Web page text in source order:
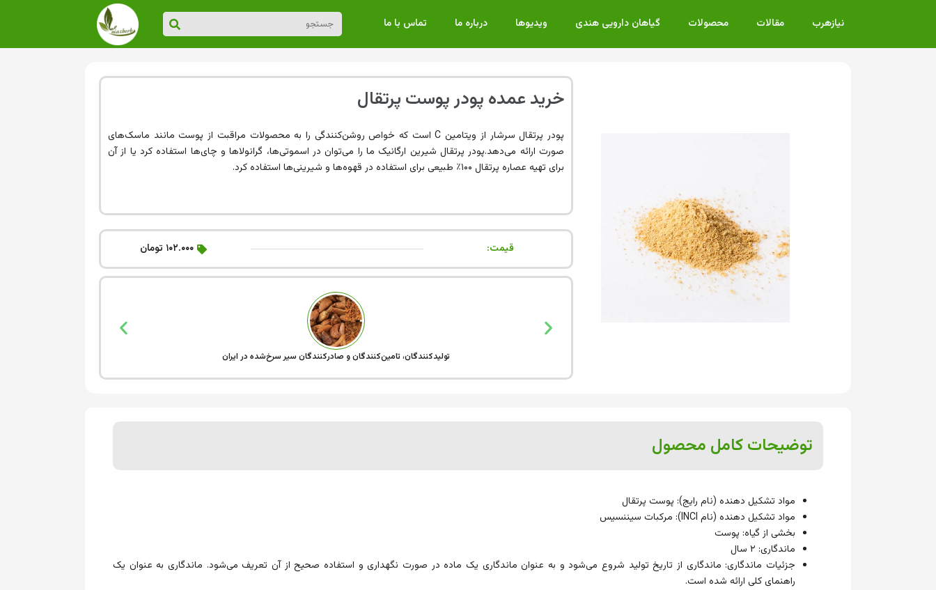
نیازهرب مقالات محصولات گیاهان دارویی هندی ویدیوها درباره ما تماس با ما
خرید عمده پودر پوست پرتقال
پودر پرتقال سرشار از ویتامین C است که خواص روشن‌کنندگی را به محصولات مراقبت از پوست مانند ماسک‌های
صورت ارائه می‌دهد.پودر پرتقال شیرین ارگانیک ما را می‌توان در اسموتی‌ها، گرانولاها و چای‌ها استفاده کرد یا از آن
برای تهیه عصاره پرتقال ۱۰۰٪ طبیعی برای استفاده در قهوه‌ها و شیرینی‌ها استفاده کرد.
قیمت: ۱۰۲.۰۰۰ تومان
تولیدکنندگان، تامین‌کنندگان و صادرکنندگان سیر سرخ‌شده در ایران
توضیحات کامل محصول
مواد تشکیل دهنده (نام رایج): پوست پرتقال
مواد تشکیل دهنده (نام INCI): مرکبات سیننسیس
بخشی از گیاه: پوست
ماندگاری: ۲ سال
جزئیات ماندگاری: ماندگاری از تاریخ تولید شروع می‌شود و به عنوان ماندگاری یک ماده در صورت نگهداری و استفاده صحیح از آن تعریف می‌شود. ماندگاری به عنوان یک
راهنمای کلی ارائه شده است.